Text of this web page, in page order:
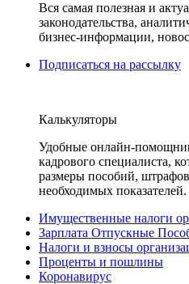
Вся самая полезная и
законодательства,
бизнес-информации,
Подписаться на рассылку
Калькуляторы
Удобные онлайн-
кадрового специалиста,
размеры пособий,
необходимых показателей.
Имущественные налоги
Зарплата Отпускные
Налоги и взносы
Проценты и пошлины
Коронавирус